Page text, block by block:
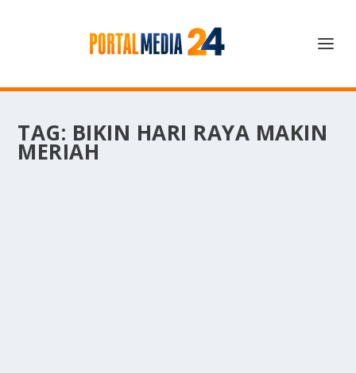
TAG: BIKIN HARI RAYA MAKIN
MERIAH